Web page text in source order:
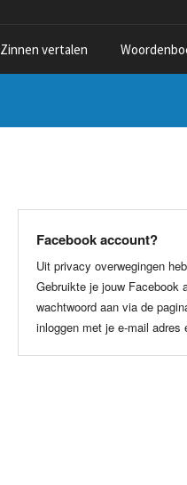
Zinnen vertalen
Facebook account?
Uit privacy overwegingen
Gebruikte je jouw Facebook
wachtwoord aan via de
inloggen met je e-mail adres